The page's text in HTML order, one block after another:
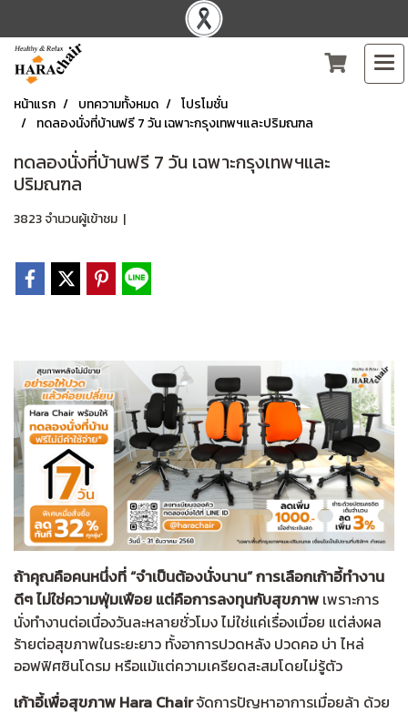
หน้าแรก บทความทั้งหมด
โปรโมชั่น
ทดลองนั่งที่บ้านฟรี 7 วัน เฉพาะกรุงเทพฯและปริมณฑล
ทดลองนั่งที่บ้านฟรี 7 วัน เฉพาะกรุงเทพฯและ
ปริมณฑล
3823 จำนวนผู้เข้าชม |
ถ้าคุณคือคนหนึ่งที่ “จำเป็นต้องนั่งนาน” การเลือกเก้าอี้ทำงาน
ดีๆ ไม่ใช่ความฟุ่มเฟือย แต่คือการลงทุนกับสุขภาพ เพราะการ
นั่งทำงานต่อเนื่องวันละหลายชั่วโมง ไม่ใช่แค่เรื่องเมื่อย แต่ส่งผล
ร้ายต่อสุขภาพในระยะยาว ทั้งอาการปวดหลัง ปวดคอ บ่า ไหล่
ออฟฟิศซินโดรม หรือแม้แต่ความเครียดสะสมโดยไม่รู้ตัว
เก้าอี้เพื่อสุขภาพ Hara Chairจัดการปัญหาอาการเมื่อยล้า ด้วย